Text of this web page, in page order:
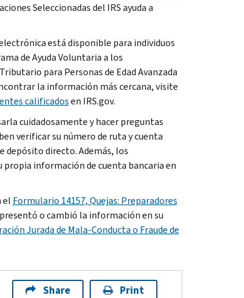
Seleccionadas del IRS ayuda a
está disponible para individuos
de Ayuda Voluntaria a los
para Personas de Edad Avanzada
la información más cercana, visite
calificadosen IRS.gov.
cuidadosamente y hacer preguntas
verificar su número de ruta y cuenta
depósito directo. Además, los
información de cuenta bancaria en
el Formulario 14157, Quejas: Preparadores
o cambió la información en su
Jurada de Mala-Conducta o Fraude de
Share Print